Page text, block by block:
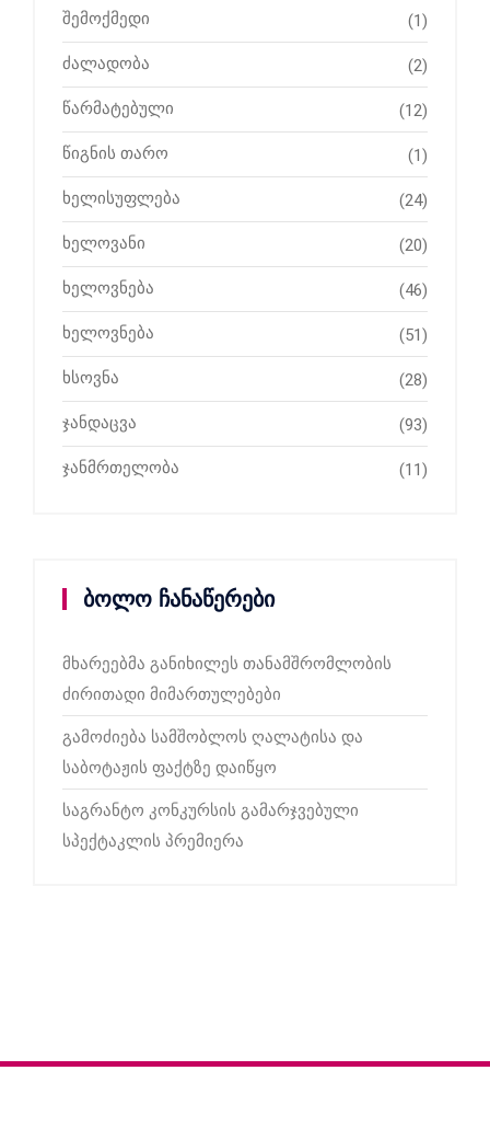
შემოქმედი (1)
ძალადობა (2)
წარმატებული (12)
წიგნის თარო (1)
ხელისუფლება (24)
ხელოვანი (20)
ხელოვნება (46)
ხელოვნება (51)
ხსოვნა (28)
ჯანდაცვა (93)
ჯანმრთელობა (11)
ბოლო ჩანაწერები
მხარეებმა განიხილეს თანამშრომლობის
ძირითადი მიმართულებები
გამოძიება სამშობლოს ღალატისა და
საბოტაჟის ფაქტზე დაიწყო
საგრანტო კონკურსის გამარჯვებული
სპექტაკლის პრემიერა